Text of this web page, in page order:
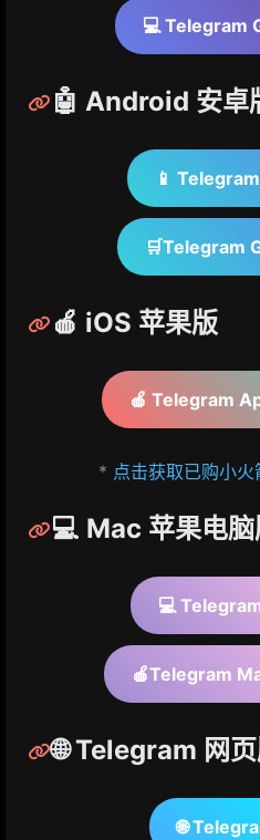
💻 Telegram
🤖 Android 安卓
📱
🛒Telegram
🍎 iOS 苹果版
🍎 Telegram
* 点击获取已购小
💻 Mac 苹果电
💻
🍎Telegram
🌐 Telegram 网页
🌐